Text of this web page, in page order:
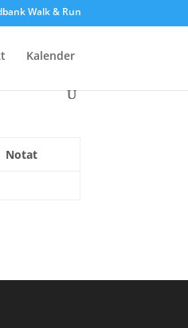
Walk & Run
Kalender
Notat